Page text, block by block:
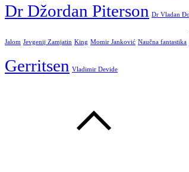
Dr Džordan Piterson Dr Vladan
Jalom Jevgenij Zamjatin King Momir Janković Naučna fantastika
Gerritsen Vladimir Devide